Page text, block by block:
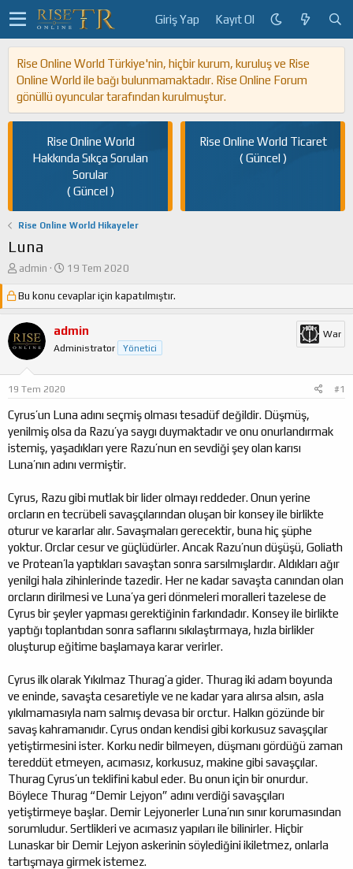
Giriş Yap Kayıt Ol
Rise Online World Türkiye'nin, hiçbir kurum, kuruluş ve Rise
Online World ile bağı bulunmamaktadır. Rise Online Forum
gönüllü oyuncular tarafından kurulmuştur.
Rise Online World
Hakkında Sıkça Sorulan
Sorular
( Güncel )
Rise Online World Ticaret
( Güncel )
Rise Online World Hikayeler
Luna
K
n
u
y
u
b
a
n
admin
B
ş
l
a
n
g
i
h
i
19 Tem 2020
Bu konu cevaplar için kapatılmıştır.
admin
Administrator Yönetici
War
19 Tem 2020 #1
Cyrus’un Luna adını seçmiş olması tesadüf değildir. Düşmüş,
yenilmiş olsa da Razu’ya saygı duymaktadır ve onu onurlandırmak
istemiş, yaşadıkları yere Razu’nun en sevdiği şey olan karısı
Luna’nın adını vermiştir.
Cyrus, Razu gibi mutlak bir lider olmayı reddeder. Onun yerine
orcların en tecrübeli savaşçılarından oluşan bir konsey ile birlikte
oturur ve kararlar alır. Savaşmaları gerecektir, buna hiç şüphe
yoktur. Orclar cesur ve güçlüdürler. Ancak Razu’nun düşüşü, Goliath
ve Protean’la yaptıkları savaştan sonra sarsılmışlardır. Aldıkları ağır
yenilgi hala zihinlerinde tazedir. Her ne kadar savaşta canından olan
orcların dirilmesi ve Luna’ya geri dönmeleri moralleri tazelese de
Cyrus bir şeyler yapması gerektiğinin farkındadır. Konsey ile birlikte
yaptığı toplantıdan sonra saflarını sıkılaştırmaya, hızla birlikler
oluşturup eğitime başlamaya karar verirler.
Cyrus ilk olarak Yıkılmaz Thurag’a gider. Thurag iki adam boyunda
ve eninde, savaşta cesaretiyle ve ne kadar yara alırsa alsın, asla
yıkılmamasıyla nam salmış devasa bir orctur. Halkın gözünde bir
savaş kahramanıdır. Cyrus ondan kendisi gibi korkusuz savaşçılar
yetiştirmesini ister. Korku nedir bilmeyen, düşmanı gördüğü zaman
tereddüt etmeyen, acımasız, korkusuz, makine gibi savaşçılar.
Thurag Cyrus’un teklifini kabul eder. Bu onun için bir onurdur.
Böylece Thurag “Demir Lejyon” adını verdiği savaşçıları
yetiştirmeye başlar. Demir Lejyonerler Luna’nın sınır korumasından
sorumludur. Sertlikleri ve acımasız yapıları ile bilinirler. Hiçbir
Lunaskar bir Demir Lejyon askerinin söylediğini ikiletmez, onlarla
tartışmaya girmek istemez.